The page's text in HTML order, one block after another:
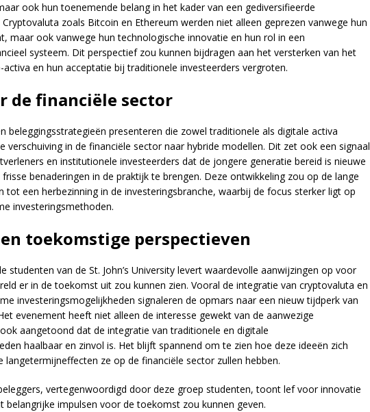
ook hun toenemende belang in het kader van een gediversifieerde
zoals Bitcoin en Ethereum werden niet alleen geprezen vanwege hun
maar ook vanwege hun technologische innovatie en hun rol in een
systeem. Dit perspectief zou kunnen bijdragen aan het versterken van het
en hun acceptatie bij traditionele investeerders vergroten.
de financiële sector
beleggingsstrategieën presenteren die zowel traditionele als digitale activa
verschuiving in de financiële sector naar hybride modellen. Dit zet ook een signaal
en institutionele investeerders dat de jongere generatie bereid is nieuwe
benaderingen in de praktijk te brengen. Deze ontwikkeling zou op de lange
tot een herbezinning in de investeringsbranche, waarbij de focus sterker ligt op
investeringsmethoden.
toekomstige perspectieven
studenten van de St. John’s University levert waardevolle aanwijzingen op voor
er in de toekomst uit zou kunnen zien. Vooral de integratie van cryptovaluta en
investeringsmogelijkheden signaleren de opmars naar een nieuw tijdperk van
evenement heeft niet alleen de interesse gewekt van de aanwezige
aangetoond dat de integratie van traditionele en digitale
haalbaar en zinvol is. Het blijft spannend om te zien hoe deze ideeën zich
langetermijneffecten ze op de financiële sector zullen hebben.
vertegenwoordigd door deze groep studenten, toont lef voor innovatie
belangrijke impulsen voor de toekomst zou kunnen geven.